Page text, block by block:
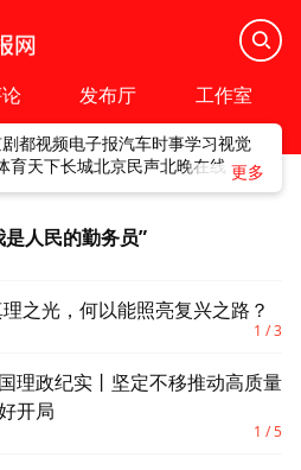
发布厅 工作室
都视频电子报汽车时事学习视觉
育天下长城北京民声北晚在线
人民的勤务员”
之光，何以能照亮复兴之路？
1 /3
理政纪实丨坚定不移推动高质量
开局
1 /5